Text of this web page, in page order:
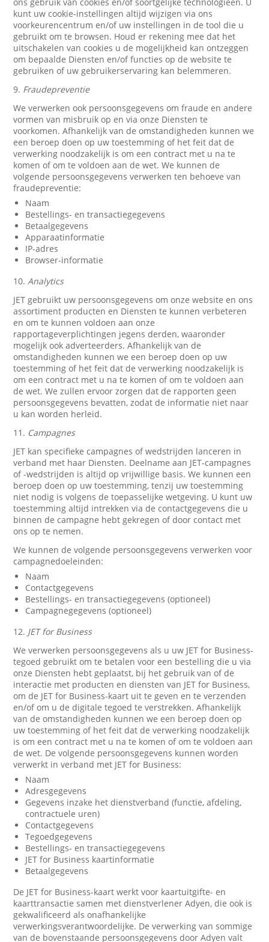
kunt uw cookie-instellingen altijd wijzigen via ons
voorkeurencentrum en/of uw instellingen in de tool die u
gebruikt om te browsen. Houd er rekening mee dat het
uitschakelen van cookies u de mogelijkheid kan ontzeggen
om bepaalde Diensten en/of functies op de website te
gebruiken of uw gebruikerservaring kan belemmeren.
9. Fraudepreventie
We verwerken ook persoonsgegevens om fraude en andere
vormen van misbruik op en via onze Diensten te
voorkomen. Afhankelijk van de omstandigheden kunnen we
een beroep doen op uw toestemming of het feit dat de
verwerking noodzakelijk is om een contract met u na te
komen of om te voldoen aan de wet. We kunnen de
volgende persoonsgegevens verwerken ten behoeve van
fraudepreventie:
Naam
Bestellings- en transactiegegevens
Betaalgegevens
Apparaatinformatie
IP-adres
Browser-informatie
10.Analytics
JET gebruikt uw persoonsgegevens om onze website en ons
assortiment producten en Diensten te kunnen verbeteren
en om te kunnen voldoen aan onze
rapportageverplichtingen jegens derden, waaronder
mogelijk ook adverteerders. Afhankelijk van de
omstandigheden kunnen we een beroep doen op uw
toestemming of het feit dat de verwerking noodzakelijk is
om een contract met u na te komen of om te voldoen aan
de wet. We zullen ervoor zorgen dat de rapporten geen
persoonsgegevens bevatten, zodat de informatie niet naar
u kan worden herleid.
11. Campagnes
JET kan specifieke campagnes of wedstrijden lanceren in
verband met haar Diensten. Deelname aan JET-campagnes
of -wedstrijden is altijd op vrijwillige basis. We kunnen een
beroep doen op uw toestemming, tenzij uw toestemming
niet nodig is volgens de toepasselijke wetgeving. U kunt uw
toestemming altijd intrekken via de contactgegevens die u
binnen de campagne hebt gekregen of door contact met
ons op te nemen.
We kunnen de volgende persoonsgegevens verwerken voor
campagnedoeleinden:
Naam
Contactgegevens
Bestellings- en transactiegegevens (optioneel)
Campagnegegevens (optioneel)
12. JET for Business
We verwerken persoonsgegevens als u uw JET for Business-
tegoed gebruikt om te betalen voor een bestelling die u via
onze Diensten hebt geplaatst, bij het gebruik van of de
interactie met producten en diensten van JET for Business,
om de JET for Business-kaart uit te geven en te verzenden
en/of om u de digitale tegoed te verstrekken. Afhankelijk
van de omstandigheden kunnen we een beroep doen op
uw toestemming of het feit dat de verwerking noodzakelijk
is om een contract met u na te komen of om te voldoen aan
de wet. De volgende persoonsgegevens kunnen worden
verwerkt in verband met JET for Business:
Naam
Adresgegevens
Gegevens inzake het dienstverband (functie, afdeling,
contractuele uren)
Contactgegevens
Tegoedgegevens
Bestellings- en transactiegegevens
JET for Business kaartinformatie
Betaalgegevens
De JET for Business-kaart werkt voor kaartuitgifte- en
kaarttransactie samen met dienstverlener Adyen, die ook is
gekwalificeerd als onafhankelijke
verwerkingsverantwoordelijke. De verwerking van sommige
van de bovenstaande persoonsgegevens door Adyen valt